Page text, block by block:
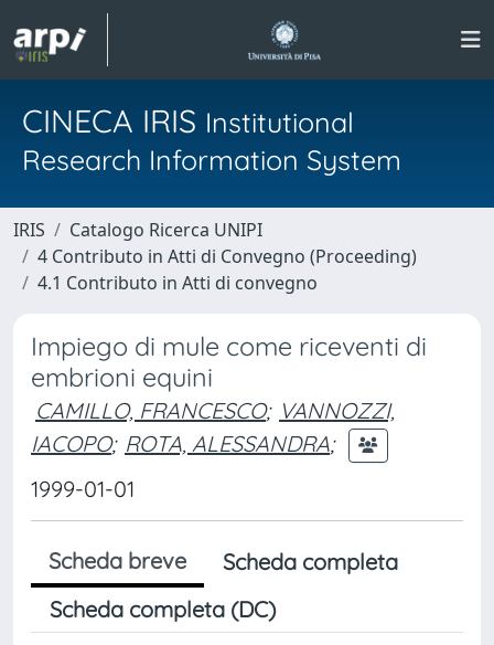
CINECA IRIS Institutional
Research Information System
IRIS
Catalogo Ricerca UNIPI
4 Contributo in Atti di Convegno (Proceeding)
4.1 Contributo in Atti di convegno
Impiego di mule come riceventi di
embrioni equini
CAMILLO, FRANCESCO; VANNOZZI,
IACOPO; ROTA, ALESSANDRA;
1999-01-01
Scheda breve
Scheda completa
Scheda completa (DC)